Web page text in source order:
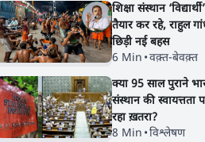
शिक्षा संस्थान
तैयार कर रहे, राहुल
छिड़ी नई बहस
6 Min •वक़्त-बेवक़्त
क्या 95 साल पुराने
संस्थान की स्वायत्तता
रहा ख़तरा?
8 Min •विश्लेषण